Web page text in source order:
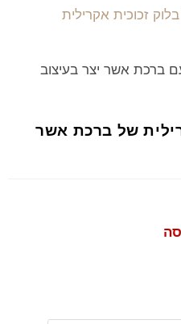
עם ברכת אשר יצר בעיצוב
אקרילית של ברכת אשר